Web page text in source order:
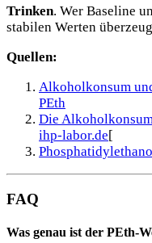
Trinken. Wer Baseline
stabilen Werten
Quellen:
Alkoholkonsum
PEth
Die
ihp-labor.de[
FAQ
Was genau ist der PEth-